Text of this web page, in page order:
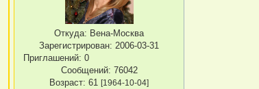
Откуда: Вена-Москва
Зарегистрирован: 2006-03-31
Приглашений: 0
Сообщений: 76042
Возраст: 61[1964-10-04]